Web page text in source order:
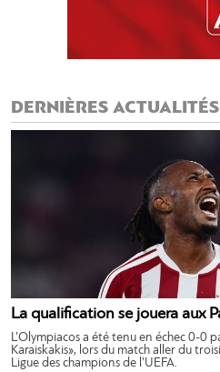
DERNIÈRES ACTUALITÉS
La qualification se jouera aux
L’Olympiacos a été tenu en échec 0-0
Karaiskakis», lors du match aller du
Ligue des champions de l’UEFA.